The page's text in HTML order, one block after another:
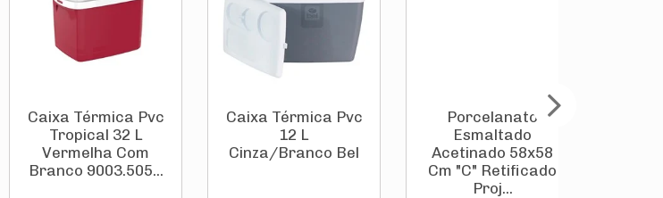
Caixa Térmica Pvc
Tropical 32 L
Vermelha Com
Branco 9003.505...
Caixa Térmica Pvc
Cinza/Branco Bel
Porcelanato
Esmaltado
Acetinado 58x58
Cm "C" Retificado
Proj...